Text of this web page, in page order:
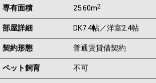
専有面積 25.60m2
部屋詳細 DK7.4帖／洋室2.4帖
契約形態 普通賃貸借契約
ペット飼育 不可